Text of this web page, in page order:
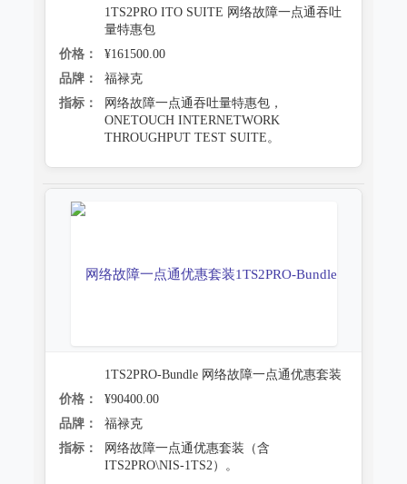
1TS2PRO ITO SUITE 网络故障一点通吞吐
量特惠包
价格：
¥161500.00
品牌：
福禄克
指标：
网络故障一点通吞吐量特惠包，
ONETOUCH INTERNETWORK
THROUGHPUT TEST SUITE。
1TS2PRO-Bundle 网络故障一点通优惠套装
价格：
¥90400.00
品牌：
福禄克
指标：
网络故障一点通优惠套装（含
ITS2PRO\NIS-1TS2）。